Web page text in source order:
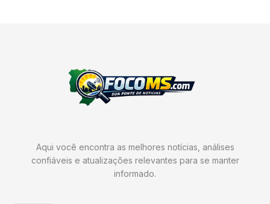
Aqui você encontra as melhores notícias, análises
confiáveis e atualizações relevantes para se manter
informado.